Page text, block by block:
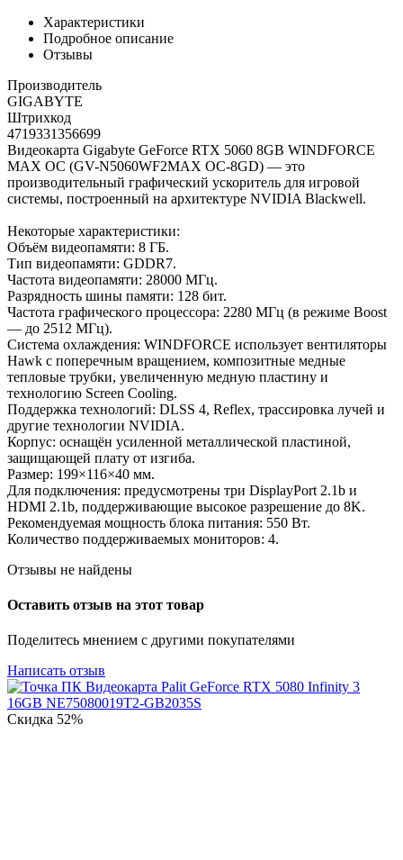
Характеристики
Подробное описание
Отзывы
Производитель
GIGABYTE
Штрихкод
4719331356699
Видеокарта Gigabyte GeForce RTX 5060 8GB WINDFORCE
MAX OC (GV-N5060WF2MAX OC-8GD) — это
производительный графический ускоритель для игровой
системы, построенный на архитектуре NVIDIA Blackwell.
Некоторые характеристики:
Объём видеопамяти: 8 ГБ.
Тип видеопамяти: GDDR7.
Частота видеопамяти: 28000 МГц.
Разрядность шины памяти: 128 бит.
Частота графического процессора: 2280 МГц (в режиме Boost
— до 2512 МГц).
Система охлаждения: WINDFORCE использует вентиляторы
Hawk с поперечным вращением, композитные медные
тепловые трубки, увеличенную медную пластину и
технологию Screen Cooling.
Поддержка технологий: DLSS 4, Reflex, трассировка лучей и
другие технологии NVIDIA.
Корпус: оснащён усиленной металлической пластиной,
защищающей плату от изгиба.
Размер: 199×116×40 мм.
Для подключения: предусмотрены три DisplayPort 2.1b и
HDMI 2.1b, поддерживающие высокое разрешение до 8K.
Рекомендуемая мощность блока питания: 550 Вт.
Количество поддерживаемых мониторов: 4.
Отзывы не найдены
Оставить отзыв на этот товар
Поделитесь мнением с другими покупателями
Написать отзыв
Скидка 52%